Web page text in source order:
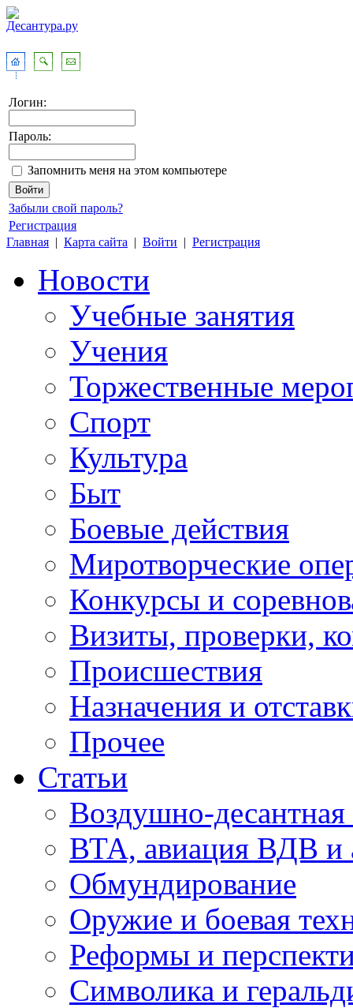
Логин:
Пароль:
Запомнить меня на этом компьютере
Забыли свой пароль?
Регистрация
Главная | Карта сайта | Войти | Регистрация
Новости
Учебные занятия
Учения
Торжественные
Спорт
Культура
Быт
Боевые действия
Миротворческие
Конкурсы и
Визиты, проверки,
Происшествия
Назначения и
Прочее
Статьи
Воздушно-десантная
ВТА, авиация ВДВ и
Обмундирование
Оружие и боевая
Реформы и
Символика и